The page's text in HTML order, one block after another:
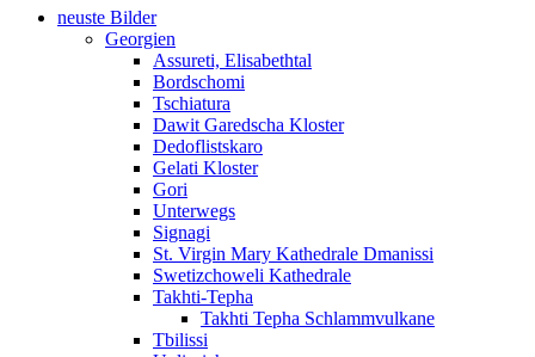
neuste Bilder
Georgien
Assureti, Elisabethtal
Bordschomi
Tschiatura
Dawit Garedscha Kloster
Dedoflistskaro
Gelati Kloster
Gori
Unterwegs
Signagi
St. Virgin Mary Kathedrale Dmanissi
Swetizchoweli Kathedrale
Takhti-Tepha
Takhti Tepha Schlammvulkane
Tbilissi